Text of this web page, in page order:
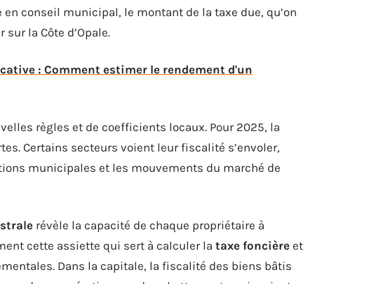
conseil municipal, le montant de la taxe due, qu’on
la Côte d’Opale.
: Comment estimer le rendement d'un
règles et de coefficients locaux. Pour 2025, la
Certains secteurs voient leur fiscalité s’envoler,
municipales et les mouvements du marché de
révèle la capacité de chaque propriétaire à
cette assiette qui sert à calculer la taxe foncière et
Dans la capitale, la fiscalité des biens bâtis